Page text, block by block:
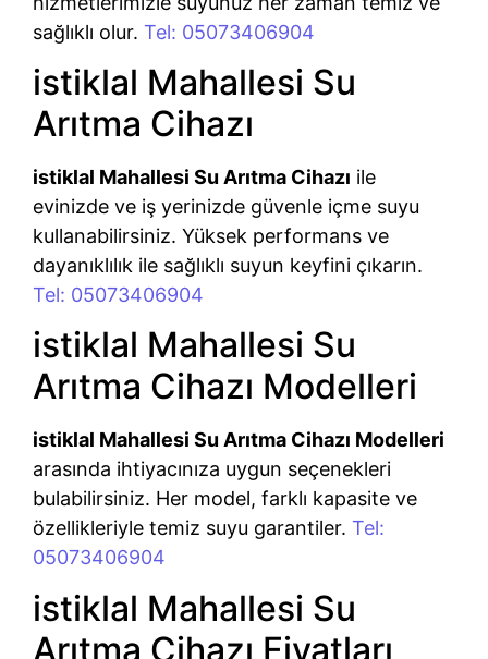
sağlıklı olur. Tel: 05073406904
istiklal Mahallesi Su
Arıtma Cihazı
istiklal Mahallesi Su Arıtma Cihazı ile
evinizde ve iş yerinizde güvenle içme suyu
kullanabilirsiniz. Yüksek performans ve
dayanıklılık ile sağlıklı suyun keyfini çıkarın.
Tel: 05073406904
istiklal Mahallesi Su
Arıtma Cihazı Modelleri
istiklal Mahallesi Su Arıtma Cihazı Modelleri
arasında ihtiyacınıza uygun seçenekleri
bulabilirsiniz. Her model, farklı kapasite ve
özellikleriyle temiz suyu garantiler. Tel:
05073406904
istiklal Mahallesi Su
Arıtma Cihazı Fiyatları